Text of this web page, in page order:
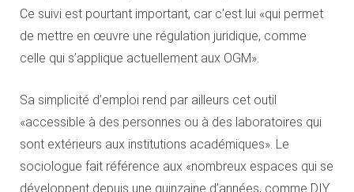
Ce suivi est pourtant important, car c’est lui «qui permet
de mettre en œuvre une régulation juridique, comme
celle qui s’applique actuellement aux OGM».
Sa simplicité d’emploi rend par ailleurs cet outil
«accessible à des personnes ou à des laboratoires qui
sont extérieurs aux institutions académiques». Le
sociologue fait référence aux «nombreux espaces qui se
développent depuis une quinzaine d’années, comme DIY